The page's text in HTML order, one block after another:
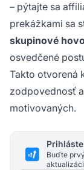
– pýtajte sa
prekážkami sa
skupinové
osvedčené
Takto otvorená
zodpovednosť
motivovaných.
Buďte